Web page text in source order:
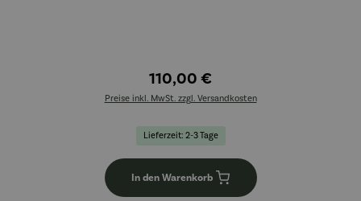
110,00 €
Preise inkl. MwSt. zzgl. Versandkosten
Lieferzeit: 2-3 Tage
In den Warenkorb